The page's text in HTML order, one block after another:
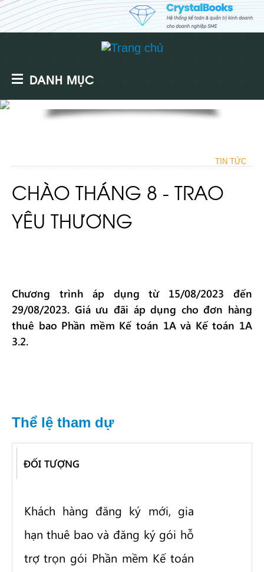
DANH MỤC
TIN TỨC
CHÀO THÁNG 8 - TRAO
YÊU THƯƠNG
Chương trình áp dụng từ 15/08/2023 đến
29/08/2023. Giá ưu đãi áp dụng cho đơn hàng
thuê bao Phần mềm Kế toán 1A và Kế toán 1A
3.2.
Thể lệ tham dự
ĐỐI TƯỢNG
Khách hàng đăng ký mới, gia
hạn thuê bao và đăng ký gói hỗ
trợ trọn gói Phần mềm Kế toán